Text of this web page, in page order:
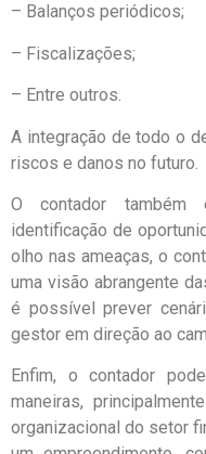
– Balanços periódicos;
– Fiscalizações;
– Entre outros.
A integração de todo o
riscos e danos no futuro.
O contador
identificação de
olho nas ameaças, o
uma visão abrangente
é possível prever
gestor em direção ao
Enfim, o contador
maneiras,
organizacional do setor